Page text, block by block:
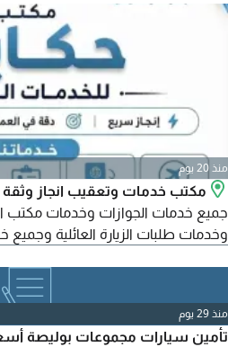
متابعة مستمرة حتى استلام الشحنة
منذ 20 يوم
مكتب خدمات وتعقيب انجاز
جميع خدمات الجوازات وخدمات مكتب
وخدمات طلبات الزيارة العائلية وجميع
منذ 29 يوم
تأمين سيارات مجموعات بوليصة